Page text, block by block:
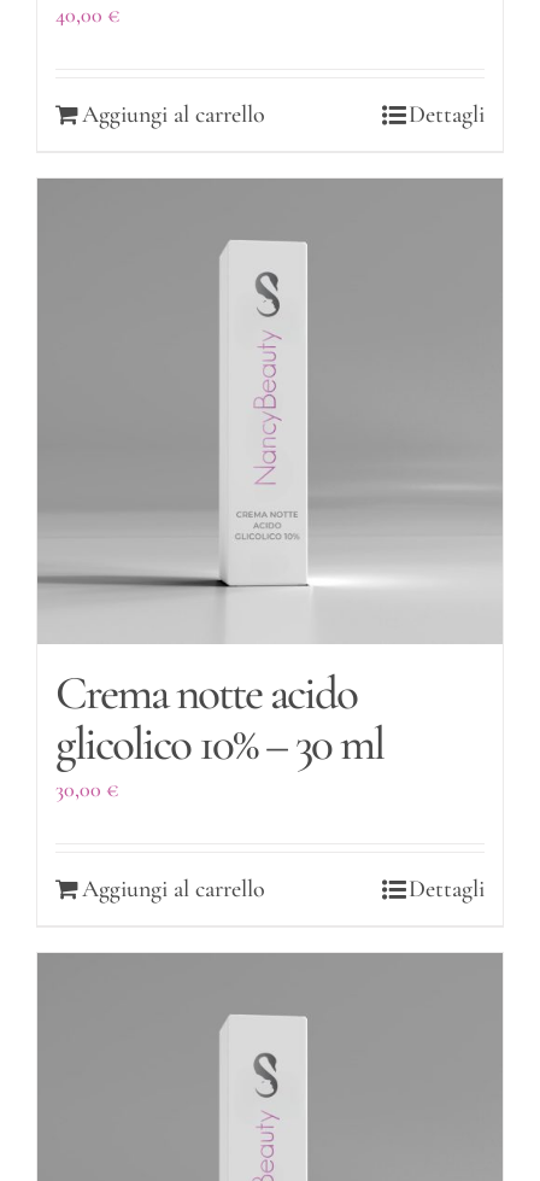
40,00 €
Aggiungi al carrello Dettagli
Crema notte acido
glicolico 10% – 30 ml
30,00 €
Aggiungi al carrello Dettagli